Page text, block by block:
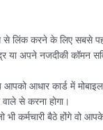
से लिंक करने के लिए सबसे
या अपने नजदीकी कॉमन
आपको आधार कार्ड में
से करना होगा।
भी कर्मचारी बैठे होंगे वो